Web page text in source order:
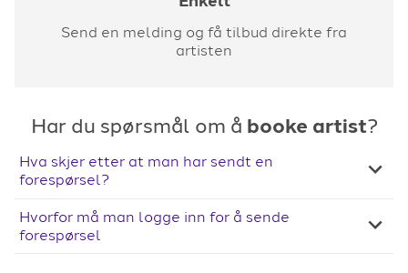
Send en melding og få tilbud direkte fra
artisten
Har du spørsmål om å booke artist?
Hva skjer etter at man har sendt en
forespørsel?
Hvorfor må man logge inn for å sende
forespørsel